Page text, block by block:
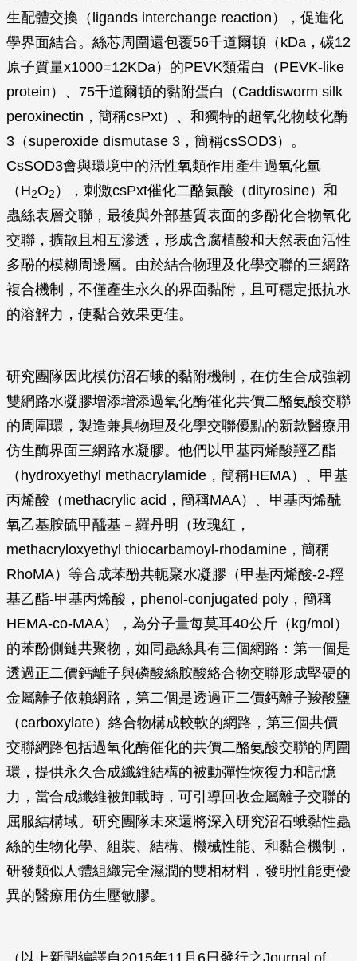
生配體交換（ligands interchange reaction），促進化
學界面結合。絲芯周圍還包覆56千道爾頓（kDa，碳12
原子質量x1000=12KDa）的PEVK類蛋白（PEVK-like
protein）、75千道爾頓的黏附蛋白（Caddisworm silk
peroxinectin，簡稱csPxt）、和獨特的超氧化物歧化酶
3（superoxide dismutase 3，簡稱csSOD3）。
CsSOD3會與環境中的活性氧類作用產生過氧化氫
（H2O2 ），刺激csPxt催化二酪氨酸（dityrosine）和
蟲絲表層交聯，最後與外部基質表面的多酚化合物氧化
交聯，擴散且相互滲透，形成含腐植酸和天然表面活性
多酚的模糊周邊層。由於結合物理及化學交聯的三網路
複合機制，不僅產生永久的界面黏附，且可穩定抵抗水
的溶解力，使黏合效果更佳。
研究團隊因此模仿沼石蛾的黏附機制，在仿生合成強韌
雙網路水凝膠增添增添過氧化酶催化共價二酪氨酸交聯
的周圍環，製造兼具物理及化學交聯優點的新款醫療用
仿生酶界面三網路水凝膠。他們以甲基丙烯酸羥乙酯
（hydroxyethyl methacrylamide，簡稱HEMA）、甲基
丙烯酸（methacrylic acid，簡稱MAA）、甲基丙烯酰
氧乙基胺硫甲醯基－羅丹明（玫瑰紅，
methacryloxyethyl thiocarbamoyl-rhodamine，簡稱
RhoMA）等合成苯酚共軛聚水凝膠（甲基丙烯酸-2-羥
基乙酯-甲基丙烯酸，phenol-conjugated poly，簡稱
HEMA-co-MAA），為分子量每莫耳40公斤（kg/mol）
的苯酚側鏈共聚物，如同蟲絲具有三個網路：第一個是
透過正二價鈣離子與磷酸絲胺酸絡合物交聯形成堅硬的
金屬離子依賴網路，第二個是透過正二價鈣離子羧酸鹽
（carboxylate）絡合物構成較軟的網路，第三個共價
交聯網路包括過氧化酶催化的共價二酪氨酸交聯的周圍
環，提供永久合成纖維結構的被動彈性恢復力和記憶
力，當合成纖維被卸載時，可引導回收金屬離子交聯的
屈服結構域。研究團隊未來還將深入研究沼石蛾黏性蟲
絲的生物化學、組裝、結構、機械性能、和黏合機制，
研發類似人體組織完全濕潤的雙相材料，發明性能更優
異的醫療用仿生壓敏膠。
（以上新聞編譯自2015年11月6日發行之Journal of